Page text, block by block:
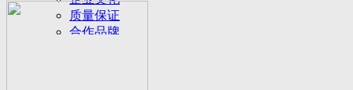
质量保证
合作品牌